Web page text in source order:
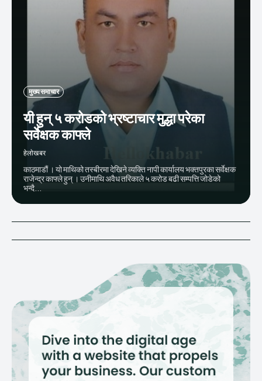
मुख्य समाचार
यी हुन् ५ करोडको भ्रष्टाचार मुद्धा परेका
सर्वेक्षक काफ्ले
हेलाेखबर
काठमाडौं । यो माथिको तस्बीरमा देखिने व्यक्ति नापी कार्यालय भक्तपुरका सर्वेक्षक
राजेन्द्र काफ्ले हुन् । उनीमाथि अवैध तरिकाले ५ करोड बढी सम्पत्ति जोडेको
भन्दै...